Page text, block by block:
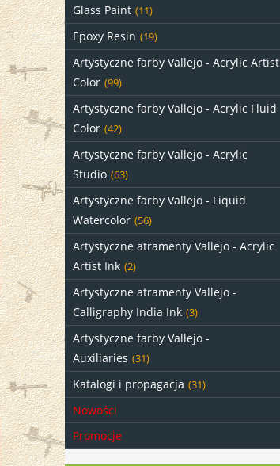
Glass Paint (11)
Epoxy Resin (19)
Artystyczne farby Vallejo - Acrylic Artist
Color (99)
Artystyczne farby Vallejo - Acrylic Fluid
Color (42)
Artystyczne farby Vallejo - Acrylic
Studio (63)
Artystyczne farby Vallejo - Liquid
Watercolor (56)
Artystyczne atramenty Vallejo - Acrylic
Artist Ink (2)
Artystyczne atramenty Vallejo -
Calligraphy India Ink (3)
Artystyczne farby Vallejo -
Auxiliaries (31)
Katalogi i propagacja (31)
Nowości
Promocje